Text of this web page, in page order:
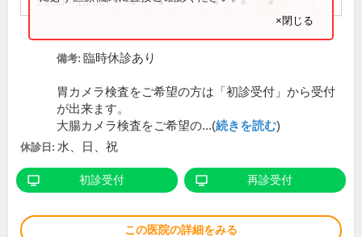
×閉じる
備考: 臨時休診あり
胃カメラ検査をご希望の方は「初診受付」から受付
が出来ます。
大腸カメラ検査をご希望の...(続きを読む)
休診日: 水、日、祝
初診受付 再診受付
この医院の詳細をみる